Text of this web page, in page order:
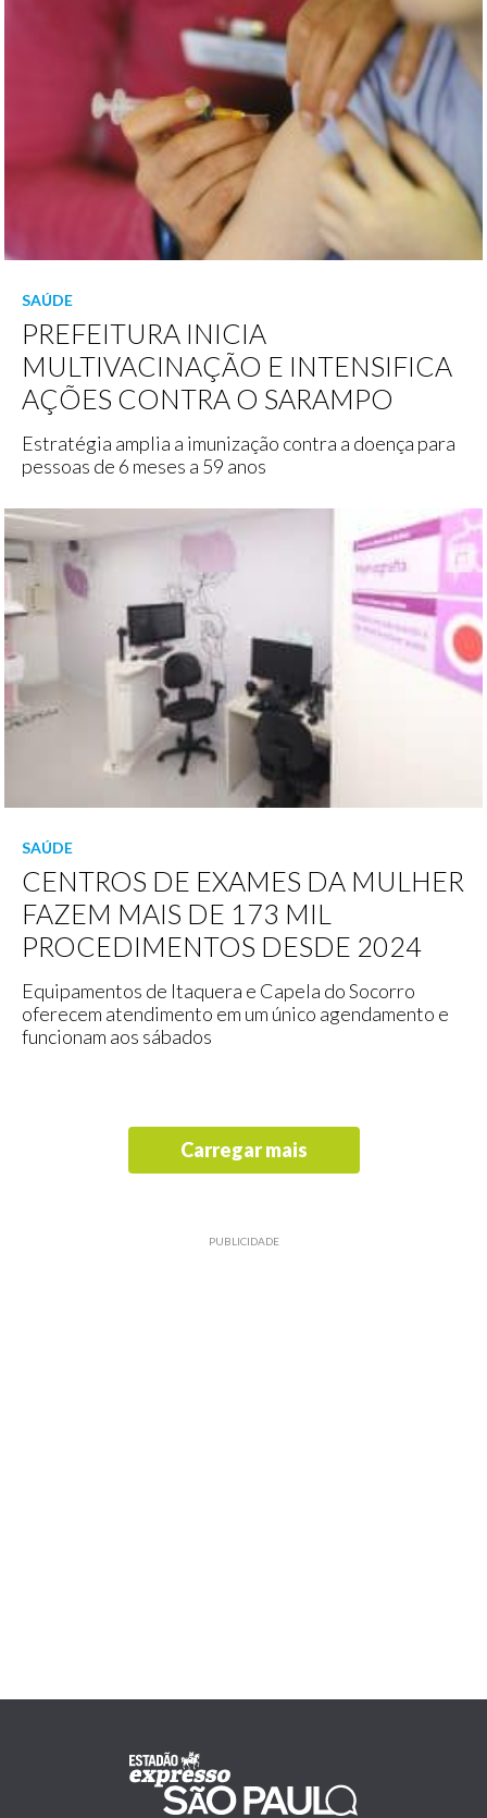
SAÚDE
PREFEITURA INICIA
MULTIVACINAÇÃO E INTENSIFICA
AÇÕES CONTRA O SARAMPO
Estratégia amplia a imunização contra a doença para
pessoas de 6 meses a 59 anos
SAÚDE
CENTROS DE EXAMES DA MULHER
FAZEM MAIS DE 173 MIL
PROCEDIMENTOS DESDE 2024
Equipamentos de Itaquera e Capela do Socorro
oferecem atendimento em um único agendamento e
funcionam aos sábados
Carregar mais
PUBLICIDADE